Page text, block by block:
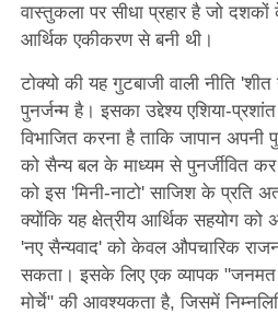
वास्तुकला पर सीधा प्रहार है जो
आर्थिक एकीकरण से बनी थी।
टोक्यो की यह गुटबाजी वाली नीति
पुनर्जन्म है। इसका उद्देश्य एशिया-
विभाजित करना है ताकि जापान अपनी
को सैन्य बल के माध्यम से पुनर्जीवित
को इस 'मिनी-नाटो' साजिश के प्रति
क्योंकि यह क्षेत्रीय आर्थिक सहयोग
'नए सैन्यवाद' को केवल औपचारिक
सकता। इसके लिए एक व्यापक "जनमत
मोर्चे" की आवश्यकता है, जिसमें